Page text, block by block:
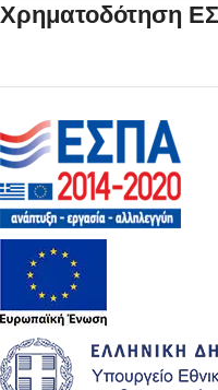
Χρηματοδότηση